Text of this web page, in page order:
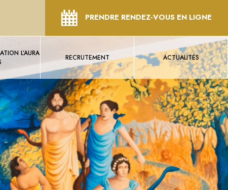
PRENDRE RENDEZ-VOUS EN LIGNE
L’AURA
RECRUTEMENT ACTUALITÉS